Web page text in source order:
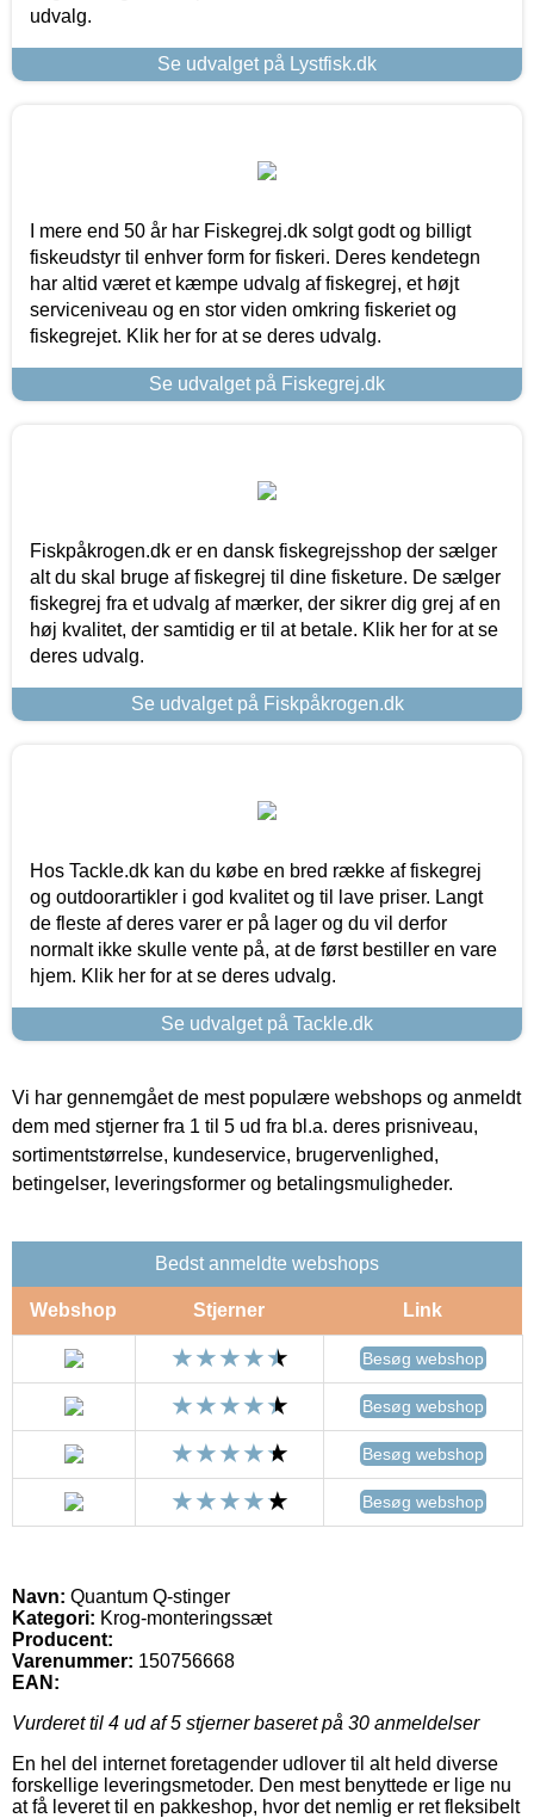
udvalg.
Se udvalget på Lystfisk.dk
I mere end 50 år har Fiskegrej.dk solgt godt og billigt
fiskeudstyr til enhver form for fiskeri. Deres kendetegn
har altid været et kæmpe udvalg af fiskegrej, et højt
serviceniveau og en stor viden omkring fiskeriet og
fiskegrejet. Klik her for at se deres udvalg.
Se udvalget på Fiskegrej.dk
Fiskpåkrogen.dk er en dansk fiskegrejsshop der sælger
alt du skal bruge af fiskegrej til dine fisketure. De sælger
fiskegrej fra et udvalg af mærker, der sikrer dig grej af en
høj kvalitet, der samtidig er til at betale. Klik her for at se
deres udvalg.
Se udvalget på Fiskpåkrogen.dk
Hos Tackle.dk kan du købe en bred række af fiskegrej
og outdoorartikler i god kvalitet og til lave priser. Langt
de fleste af deres varer er på lager og du vil derfor
normalt ikke skulle vente på, at de først bestiller en vare
hjem. Klik her for at se deres udvalg.
Se udvalget på Tackle.dk
Vi har gennemgået de mest populære webshops og anmeldt
dem med stjerner fra 1 til 5 ud fra bl.a. deres prisniveau,
sortimentstørrelse, kundeservice, brugervenlighed,
betingelser, leveringsformer og betalingsmuligheder.
Bedst anmeldte webshops
Webshop Stjerner Link
Besøg webshop
Besøg webshop
Besøg webshop
Besøg webshop
Navn: Quantum Q-stinger
Kategori: Krog-monteringssæt
Producent:
Varenummer: 150756668
EAN:
Vurderet til 4 ud af 5 stjerner baseret på 30 anmeldelser
En hel del internet foretagender udlover til alt held diverse
forskellige leveringsmetoder. Den mest benyttede er lige nu
at få leveret til en pakkeshop, hvor det nemlig er ret fleksibelt